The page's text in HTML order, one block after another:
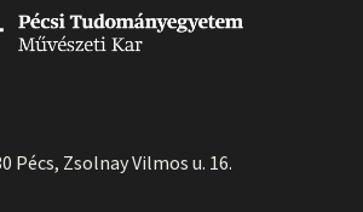
Pécs, Zsolnay Vilmos u. 16.